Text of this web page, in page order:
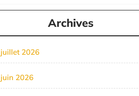
Archives
juillet 2026
juin 2026